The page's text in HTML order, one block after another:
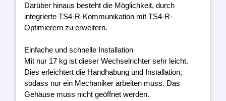
Darüber hinaus besteht die Möglichkeit, durch
integrierte TS4-R-Kommunikation mit TS4-R-
Optimierern zu erweitern.
Einfache und schnelle Installation
Mit nur 17 kg ist dieser Wechselrichter sehr leicht.
Dies erleichtert die Handhabung und Installation,
sodass nur ein Mechaniker arbeiten muss. Das
Gehäuse muss nicht geöffnet werden.